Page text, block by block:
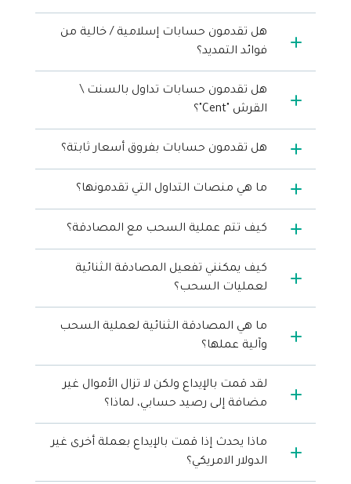
هل تقدمون حسابات إسلامية / خالية من
فوائد التمديد؟
هل تقدمون حسابات تداول بالسنت \
القرش "Cent"؟
هل تقدمون حسابات بفروق أسعار ثابتة؟
ما هي منصات التداول التي تقدمونها؟
كيف تتم عملية السحب مع المصادقة؟
كيف يمكنني تفعيل المصادقة الثنائية
لعمليات السحب؟
ما هي المصادقة الثنائية لعملية السحب
وآلية عملها؟
لقد قمت بالإيداع ولكن لا تزال الأموال غير
مضافة إلى رصيد حسابي، لماذا؟
ماذا يحدث إذا قمت بالإيداع بعملة أخرى غير
الدولار الامريكي؟